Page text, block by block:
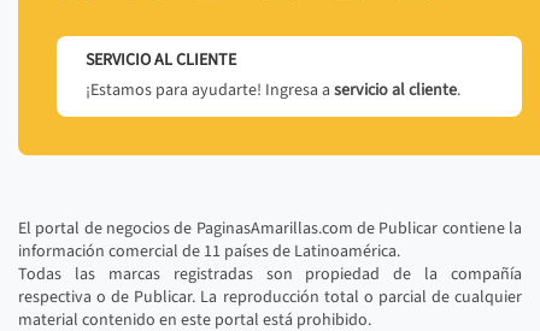
SERVICIO AL CLIENTE
¡Estamos para ayudarte! Ingresa a servicio al cliente.
El portal de negocios de PaginasAmarillas.com de Publicar contiene la
información comercial de 11 países de Latinoamérica.
Todas las marcas registradas son propiedad de la compañía
respectiva o de Publicar. La reproducción total o parcial de cualquier
material contenido en este portal está prohibido.